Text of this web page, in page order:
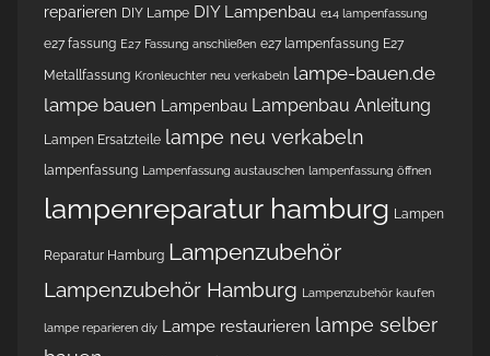
reparieren DIY Lampe DIY Lampenbau e14 lampenfassung
e27 fassung E27 Fassung anschließen e27 lampenfassung E27
Metallfassung Kronleuchter neu verkabeln lampe-bauen.de
lampe bauen
Lampenbau Lampenbau Anleitung
Lampen Ersatzteile lampe neu verkabeln
lampenfassung Lampenfassung austauschen lampenfassung öffnen
lampenreparatur hamburg Lampen
Reparatur Hamburg Lampenzubehör
Lampenzubehör Hamburg Lampenzubehör kaufen
lampe reparieren diy Lampe restaurieren lampe selber